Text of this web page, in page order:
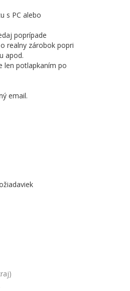
s PC alebo
poprípade
realny zárobok popri
apod.
len potlapkaním po
email.